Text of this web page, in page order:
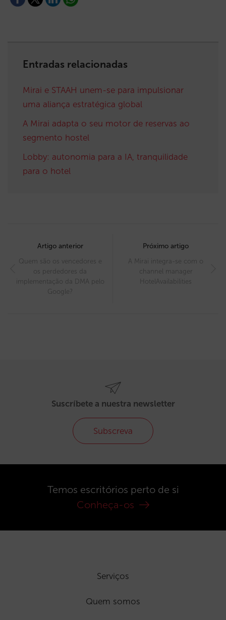
Entradas relacionadas
Mirai e STAAH unem-se para impulsionar
uma aliança estratégica global
A Mirai adapta o seu motor de reservas ao
segmento hostel
Lobby: autonomia para a IA, tranquilidade
para o hotel
navigation
Artigo anterior
Quem são os vencedores e
os perdedores da
implementação da DMA pelo
Google?
Próximo artigo
A Mirai integra-se com o
channel manager
HotelAvailabilities
Suscríbete a nuestra newsletter
Subscreva
Temos escritórios perto de si
Conheça-os
Serviços
Quem somos